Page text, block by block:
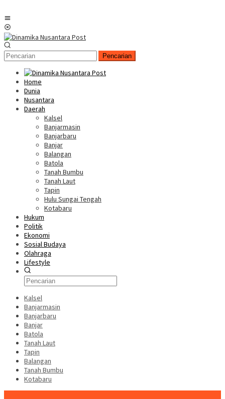
Pencarian
Home
Dunia
Nusantara
Daerah
Kalsel
Banjarmasin
Banjarbaru
Banjar
Balangan
Batola
Tanah Bumbu
Tanah Laut
Tapin
Hulu Sungai Tengah
Kotabaru
Hukum
Politik
Ekonomi
Sosial Budaya
Olahraga
Lifestyle
Kalsel
Banjarmasin
Banjarbaru
Banjar
Batola
Tanah Laut
Tapin
Balangan
Tanah Bumbu
Kotabaru